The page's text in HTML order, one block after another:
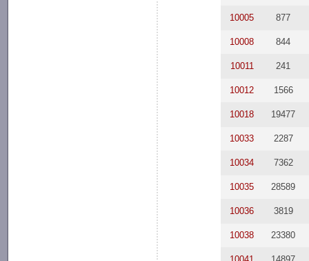
10005 877
10008 844
10011 241
10012 1566
10018 19477
10033 2287
10034 7362
10035 28589
10036 3819
10038 23380